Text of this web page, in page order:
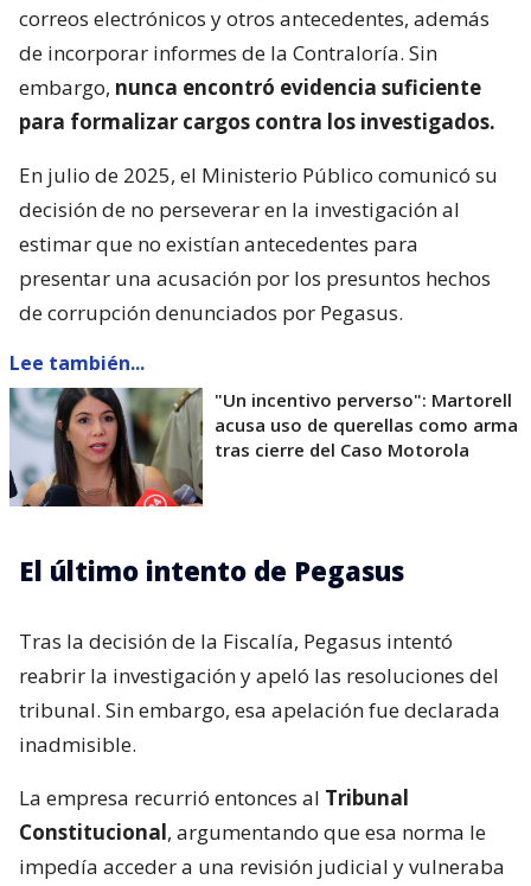
correos electrónicos y otros antecedentes, además
de incorporar informes de la Contraloría. Sin
embargo, nunca encontró evidencia suficiente
para formalizar cargos contra los investigados.
En julio de 2025, el Ministerio Público comunicó su
decisión de no perseverar en la investigación al
estimar que no existían antecedentes para
presentar una acusación por los presuntos hechos
de corrupción denunciados por Pegasus.
Lee también...
"Un incentivo perverso": Martorell
acusa uso de querellas como arma
tras cierre del Caso Motorola
El último intento de Pegasus
Tras la decisión de la Fiscalía, Pegasus intentó
reabrir la investigación y apeló las resoluciones del
tribunal. Sin embargo, esa apelación fue declarada
inadmisible.
La empresa recurrió entonces al Tribunal
Constitucional, argumentando que esa norma le
impedía acceder a una revisión judicial y vulneraba